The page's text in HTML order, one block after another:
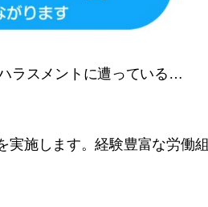
ラスメントに遭っている…
施します。経験豊富な労働組